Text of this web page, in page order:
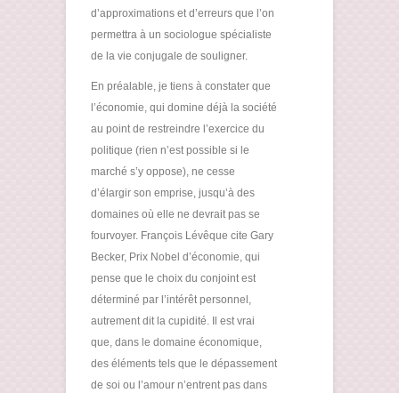
d’approximations et d’erreurs que l’on
permettra à un sociologue spécialiste
de la vie conjugale de souligner.
En préalable, je tiens à constater que
l’économie, qui domine déjà la société
au point de restreindre l’exercice du
politique (rien n’est possible si le
marché s’y oppose), ne cesse
d’élargir son emprise, jusqu’à des
domaines où elle ne devrait pas se
fourvoyer. François Lévêque cite Gary
Becker, Prix Nobel d’économie, qui
pense que le choix du conjoint est
déterminé par l’intérêt personnel,
autrement dit la cupidité. Il est vrai
que, dans le domaine économique,
des éléments tels que le dépassement
de soi ou l’amour n’entrent pas dans